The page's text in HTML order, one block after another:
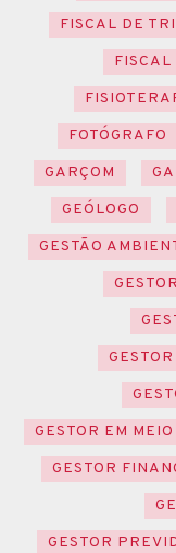
FISCAL DE
FISCAL
FOTÓGRAFO
GARÇOM
GEÓLOGO
GESTÃO
GESTOR EM
GESTOR
GESTOR